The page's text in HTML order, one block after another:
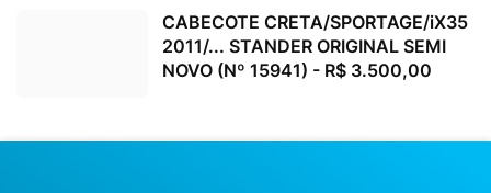
CABECOTE CRETA/SPORTAGE/iX35
2011/... STANDER ORIGINAL SEMI
NOVO (Nº 15941) - R$ 3.500,00